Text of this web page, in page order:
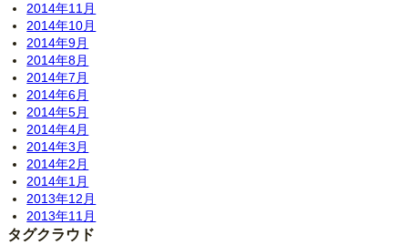
2014年11月
2014年10月
2014年9月
2014年8月
2014年7月
2014年6月
2014年5月
2014年4月
2014年3月
2014年2月
2014年1月
2013年12月
2013年11月
タグクラウド